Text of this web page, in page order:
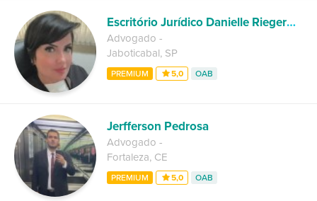
Escritório Jurídico Danielle Riegermann
Advogado -
Jaboticabal, SP
PREMIUM 5,0 OAB
Jerfferson Pedrosa
Advogado -
Fortaleza, CE
PREMIUM 5,0 OAB